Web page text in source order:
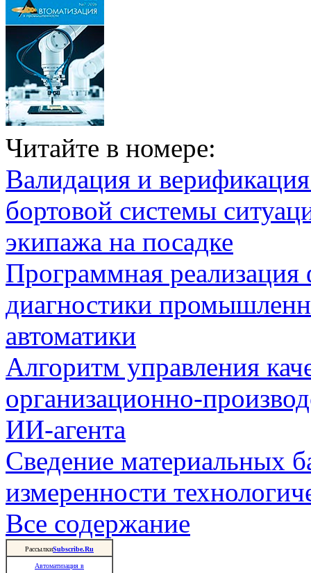
Читайте в номере:
Валидация и
бортовой системы
экипажа на посадке
Программная
диагностики
автоматики
Алгоритм управления
организационно-
ИИ-агента
Сведение материальных
измеренности
Все содержание
РассылкиSubscribe.Ru
Автоматизация в